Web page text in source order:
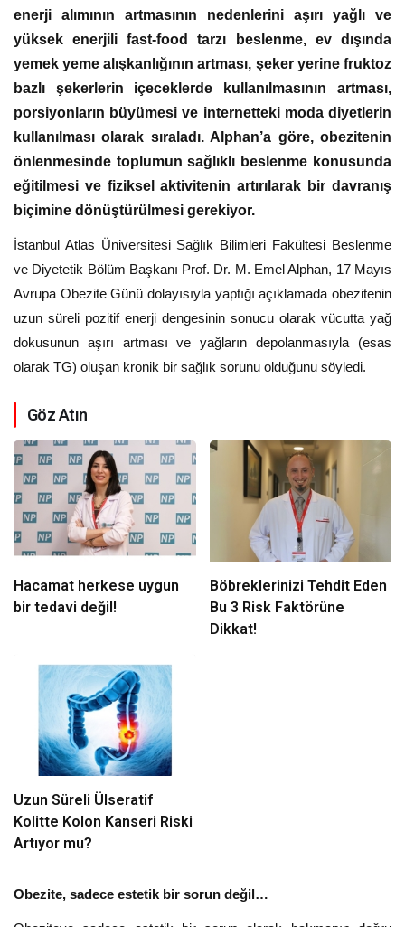
enerji alımının artmasının nedenlerini aşırı yağlı ve
yüksek enerjili fast-food tarzı beslenme, ev dışında
yemek yeme alışkanlığının artması, şeker yerine fruktoz
bazlı şekerlerin içeceklerde kullanılmasının artması,
porsiyonların büyümesi ve internetteki moda diyetlerin
kullanılması olarak sıraladı. Alphan’a göre, obezitenin
önlenmesinde toplumun sağlıklı beslenme konusunda
eğitilmesi ve fiziksel aktivitenin artırılarak bir davranış
biçimine dönüştürülmesi gerekiyor.
İstanbul Atlas Üniversitesi Sağlık Bilimleri Fakültesi Beslenme
ve Diyetetik Bölüm Başkanı Prof. Dr. M. Emel Alphan, 17 Mayıs
Avrupa Obezite Günü dolayısıyla yaptığı açıklamada obezitenin
uzun süreli pozitif enerji dengesinin sonucu olarak vücutta yağ
dokusunun aşırı artması ve yağların depolanmasıyla (esas
olarak TG) oluşan kronik bir sağlık sorunu olduğunu söyledi.
Göz Atın
Hacamat herkese uygun
bir tedavi değil!
Böbreklerinizi Tehdit Eden
Bu 3 Risk Faktörüne
Dikkat!
Uzun Süreli Ülseratif
Kolitte Kolon Kanseri Riski
Artıyor mu?
Obezite, sadece estetik bir sorun değil…